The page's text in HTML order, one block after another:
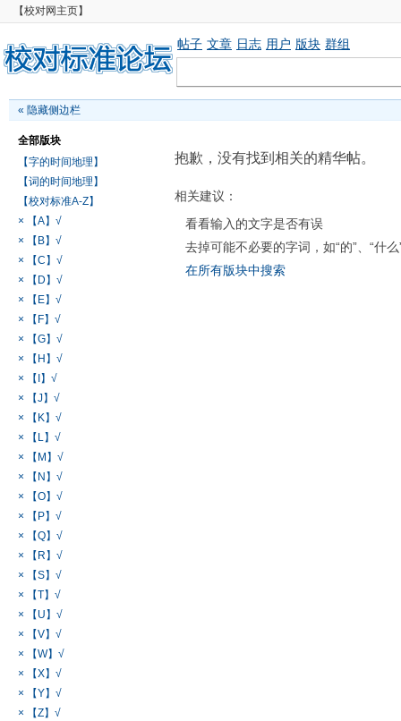
【校对网主页】
帖子 文章 日志 用户 版块 群组
« 隐藏侧边栏
全部版块
【字的时间地理】
【词的时间地理】
【校对标准A-Z】
× 【A】√
× 【B】√
× 【C】√
× 【D】√
× 【E】√
× 【F】√
× 【G】√
× 【H】√
× 【I】√
× 【J】√
× 【K】√
× 【L】√
× 【M】√
× 【N】√
× 【O】√
× 【P】√
× 【Q】√
× 【R】√
× 【S】√
× 【T】√
× 【U】√
× 【V】√
× 【W】√
× 【X】√
× 【Y】√
× 【Z】√
抱歉，没有找到相关的精华帖。
相关建议：
看看输入的文字是否有误
去掉可能不必要的字词，如“的”、“什么
在所有版块中搜索